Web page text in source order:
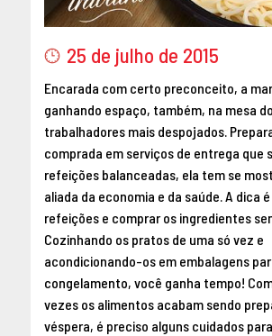
MAIO 2016
MARÇO 2016
FEVEREIRO 2016
JANEIRO 2016
DEZEMBRO 2015
NOVEMBRO 2015
OUTUBRO 2015
SETEMBRO 2015
AGOSTO 2015
JULHO 2015
JUNHO 2015
ABRIL 2015
25 de julho de 2015
Encarada com certo preconceito, a
ganhando espaço, também, na mesa
trabalhadores mais despojados.
comprada em serviços de entrega que
refeições balanceadas, ela tem se
aliada da economia e da saúde. A dica
refeições e comprar os ingredientes
Cozinhando os pratos de uma só vez e
acondicionando-os em embalagens
congelamento, você ganha tempo!
vezes os alimentos acabam sendo
véspera, é preciso alguns cuidados